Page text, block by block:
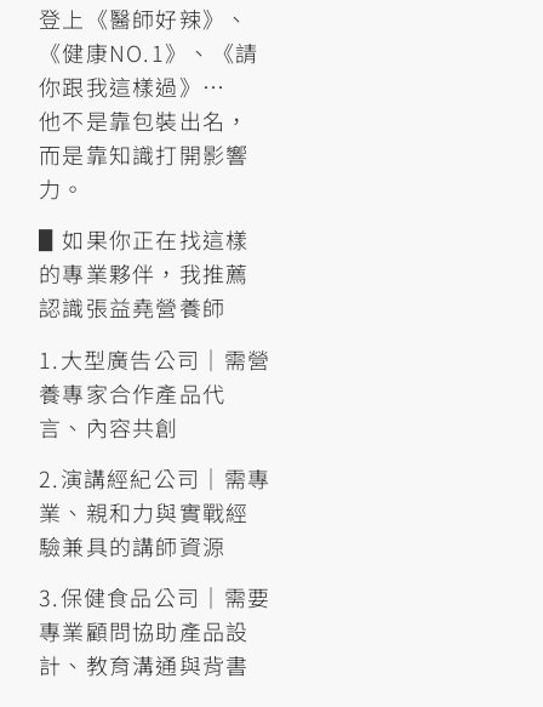
登上《醫師好辣》、
《健康NO.1》、《請
你跟我這樣過》…
他不是靠包裝出名，
而是靠知識打開影響
力。
▋如果你正在找這樣
的專業夥伴，我推薦
認識張益堯營養師
1.大型廣告公司｜需營
養專家合作產品代
言、內容共創
2.演講經紀公司｜需專
業、親和力與實戰經
驗兼具的講師資源
3.保健食品公司｜需要
專業顧問協助產品設
計、教育溝通與背書